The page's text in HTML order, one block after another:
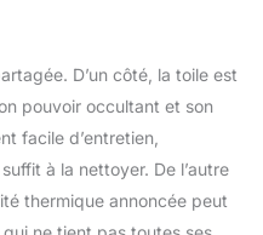
D’un côté, la toile est
pouvoir occultant et son
facile d’entretien,
à la nettoyer. De l’autre
thermique annoncée peut